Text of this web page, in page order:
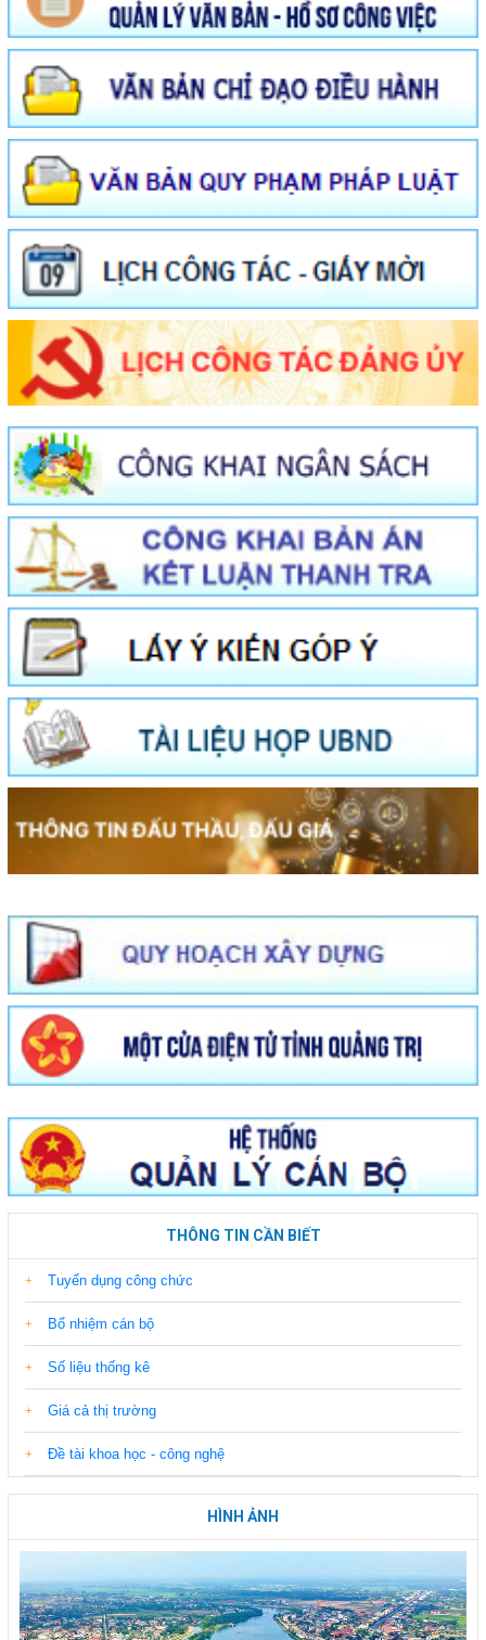
THÔNG TIN CẦN BIẾT
Tuyển dụng công chức
Bổ nhiệm cán bộ
Số liệu thống kê
Giá cả thị trường
Đề tài khoa học - công nghệ
HÌNH ẢNH